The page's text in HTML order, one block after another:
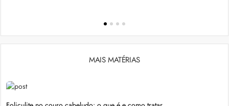
MAIS MATÉRIAS